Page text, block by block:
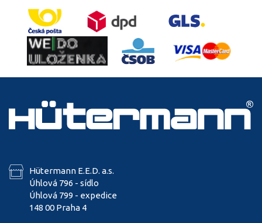
Hütermann E.E.D. a.s.
Úhlová 796 - sídlo
Úhlová 799 - expedice
148 00 Praha 4